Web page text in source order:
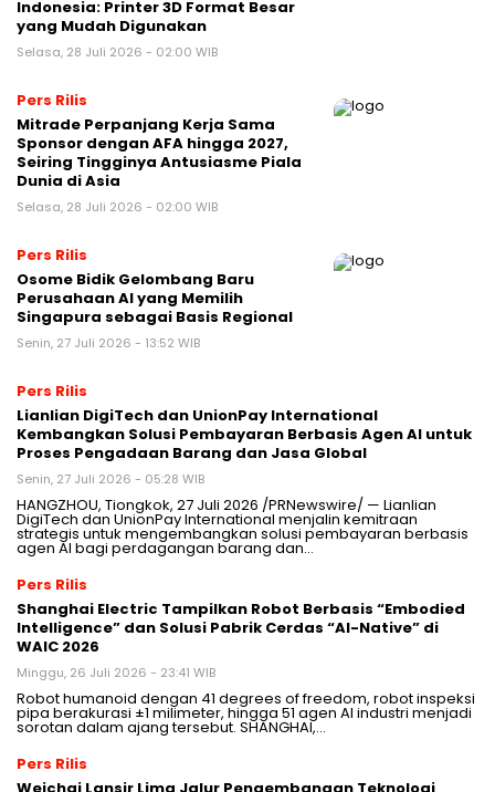
Indonesia: Printer 3D Format Besar
yang Mudah Digunakan
Selasa, 28 Juli 2026 - 02:00 WIB
Pers Rilis
Mitrade Perpanjang Kerja Sama
Sponsor dengan AFA hingga 2027,
Seiring Tingginya Antusiasme Piala
Dunia di Asia
Selasa, 28 Juli 2026 - 02:00 WIB
Pers Rilis
Osome Bidik Gelombang Baru
Perusahaan AI yang Memilih
Singapura sebagai Basis Regional
Senin, 27 Juli 2026 - 13:52 WIB
Pers Rilis
Lianlian DigiTech dan UnionPay International
Kembangkan Solusi Pembayaran Berbasis Agen AI untuk
Proses Pengadaan Barang dan Jasa Global
Senin, 27 Juli 2026 - 05:28 WIB
HANGZHOU, Tiongkok, 27 Juli 2026 /PRNewswire/ — Lianlian
DigiTech dan UnionPay International menjalin kemitraan
strategis untuk mengembangkan solusi pembayaran berbasis
agen AI bagi perdagangan barang dan…
Pers Rilis
Shanghai Electric Tampilkan Robot Berbasis “Embodied
Intelligence” dan Solusi Pabrik Cerdas “AI-Native” di
WAIC 2026
Minggu, 26 Juli 2026 - 23:41 WIB
Robot humanoid dengan 41 degrees of freedom, robot inspeksi
pipa berakurasi ±1 milimeter, hingga 51 agen AI industri menjadi
sorotan dalam ajang tersebut. SHANGHAI,…
Pers Rilis